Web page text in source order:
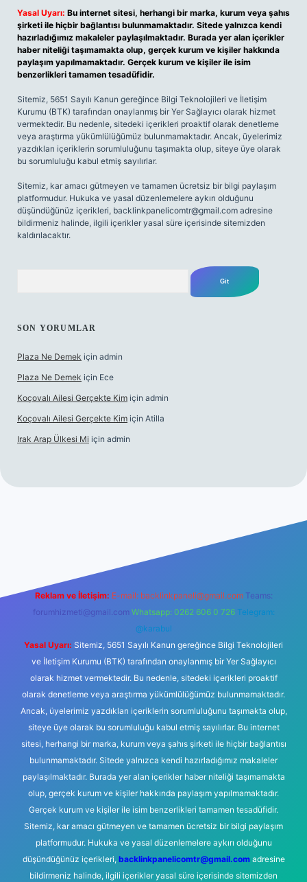
Yasal Uyarı: Bu internet sitesi, herhangi bir marka, kurum veya şahıs
şirketi ile hiçbir bağlantısı bulunmamaktadır. Sitede yalnızca kendi
hazırladığımız makaleler paylaşılmaktadır. Burada yer alan içerikler
haber niteliği taşımamakta olup, gerçek kurum ve kişiler hakkında
paylaşım yapılmamaktadır. Gerçek kurum ve kişiler ile isim
benzerlikleri tamamen tesadüfidir.
Sitemiz, 5651 Sayılı Kanun gereğince Bilgi Teknolojileri ve İletişim
Kurumu (BTK) tarafından onaylanmış bir Yer Sağlayıcı olarak hizmet
vermektedir. Bu nedenle, sitedeki içerikleri proaktif olarak denetleme
veya araştırma yükümlülüğümüz bulunmamaktadır. Ancak, üyelerimiz
yazdıkları içeriklerin sorumluluğunu taşımakta olup, siteye üye olarak
bu sorumluluğu kabul etmiş sayılırlar.
Sitemiz, kar amacı gütmeyen ve tamamen ücretsiz bir bilgi paylaşım
platformudur. Hukuka ve yasal düzenlemelere aykırı olduğunu
düşündüğünüz içerikleri, backlinkpanelicomtr@gmail.com adresine
bildirmeniz halinde, ilgili içerikler yasal süre içerisinde sitemizden
kaldırılacaktır.
SON YORUMLAR
Plaza Ne Demek için admin
Plaza Ne Demek için Ece
Koçovalı Ailesi Gerçekte Kim için admin
Koçovalı Ailesi Gerçekte Kim için Atilla
Irak Arap Ülkesi Mi için admin
Reklam ve İletişim: E-mail: backlinkpaneli@gmail.com Teams:
forumhizmeti@gmail.com Whatsapp: 0262 606 0 726 Telegram:
@karabul
Yasal Uyarı: Sitemiz, 5651 Sayılı Kanun gereğince Bilgi Teknolojileri
ve İletişim Kurumu (BTK) tarafından onaylanmış bir Yer Sağlayıcı
olarak hizmet vermektedir. Bu nedenle, sitedeki içerikleri proaktif
olarak denetleme veya araştırma yükümlülüğümüz bulunmamaktadır.
Ancak, üyelerimiz yazdıkları içeriklerin sorumluluğunu taşımakta olup,
siteye üye olarak bu sorumluluğu kabul etmiş sayılırlar. Bu internet
sitesi, herhangi bir marka, kurum veya şahıs şirketi ile hiçbir bağlantısı
bulunmamaktadır. Sitede yalnızca kendi hazırladığımız makaleler
paylaşılmaktadır. Burada yer alan içerikler haber niteliği taşımamakta
olup, gerçek kurum ve kişiler hakkında paylaşım yapılmamaktadır.
Gerçek kurum ve kişiler ile isim benzerlikleri tamamen tesadüfidir.
Sitemiz, kar amacı gütmeyen ve tamamen ücretsiz bir bilgi paylaşım
platformudur. Hukuka ve yasal düzenlemelere aykırı olduğunu
düşündüğünüz içerikleri, backlinkpanelicomtr@gmail.comadresine
bildirmeniz halinde, ilgili içerikler yasal süre içerisinde sitemizden